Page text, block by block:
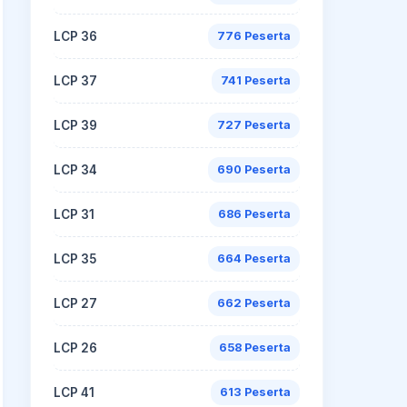
LCP 36 776 Peserta
LCP 37 741 Peserta
LCP 39 727 Peserta
LCP 34 690 Peserta
LCP 31 686 Peserta
LCP 35 664 Peserta
LCP 27 662 Peserta
LCP 26 658 Peserta
LCP 41 613 Peserta